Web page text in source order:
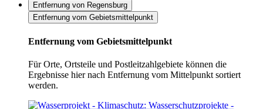
Entfernung von Regensburg
Entfernung vom Gebietsmittelpunkt
Entfernung vom Gebietsmittelpunkt
Für Orte, Ortsteile und Postleitzahlgebiete können die
Ergebnisse hier nach Entfernung vom Mittelpunkt sortiert
werden.